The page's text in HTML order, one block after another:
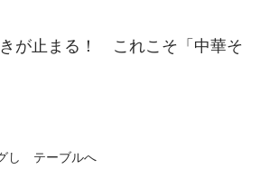
が止まる！ これこそ「中華そ
し テーブルへ